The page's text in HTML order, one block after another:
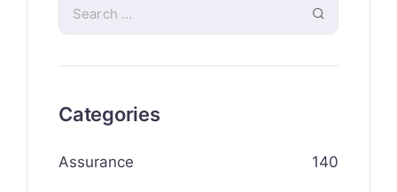
Categories
Assurance 140